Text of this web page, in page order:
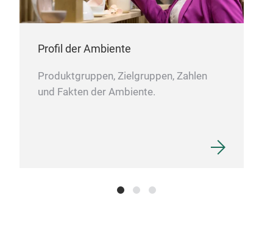
Profil der Ambiente
Produktgruppen, Zielgruppen, Zahlen
und Fakten der Ambiente.